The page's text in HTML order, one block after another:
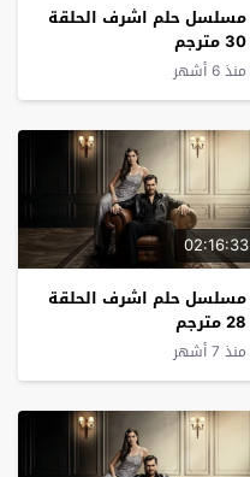
مسلسل حلم اشرف الحلقة
30 مترجم
منذ 6 أشهر
02:16:33
مسلسل حلم اشرف الحلقة
28 مترجم
منذ 7 أشهر